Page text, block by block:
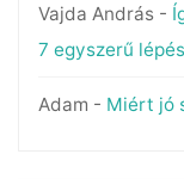
Vajda András-
7 egyszerű
Adam - Miért jó